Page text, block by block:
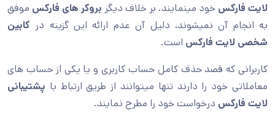
لایت فارکس خود مینمایند. بر خلاف دیگر بروکر های فارکس موفق
به انجام آن نمیشوند، دلیل آن عدم ارائه این گزینه در کابین
شخصی لایت فارکس است.
کاربرانی که قصد حذف کامل حساب کاربری و یا یکی از حساب های
معاملاتی خود را دارند تنها میتوانند از طریق ارتباط با پشتیبانی
لایت فارکس درخواست خود را مطرح نمایند.